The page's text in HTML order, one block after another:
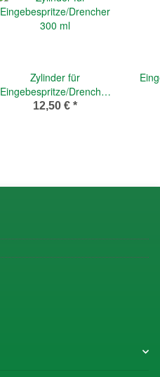
Zylinder für
Eingebespritze/Drencher
300 ml
12,50 € *